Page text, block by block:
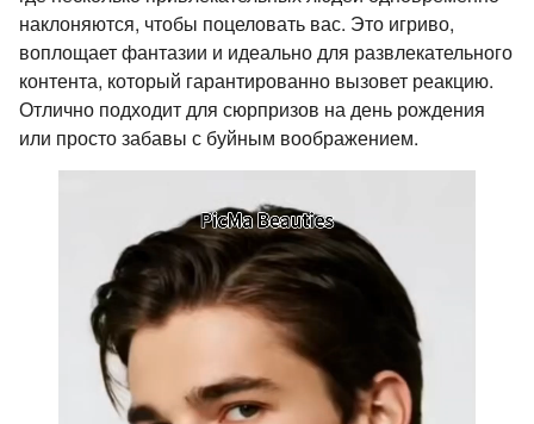
наклоняются, чтобы поцеловать вас. Это игриво,
воплощает фантазии и идеально для развлекательного
контента, который гарантированно вызовет реакцию.
Отлично подходит для сюрпризов на день рождения
или просто забавы с буйным воображением.